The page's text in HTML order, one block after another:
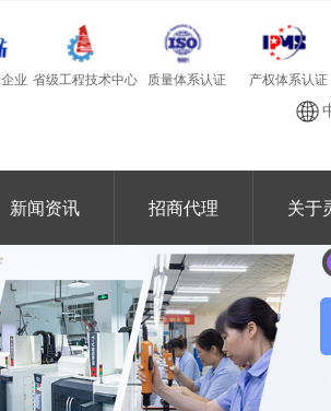
业 省级工程技术中心 质量体系认证 产权体系认证
新闻资讯 招商代理 关于